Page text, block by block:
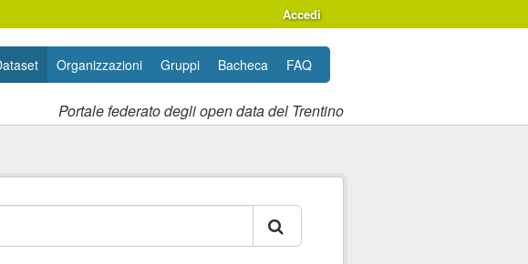
Accedi
Portale federato degli open data del Trentino
Organizzazioni Gruppi Bacheca FAQ